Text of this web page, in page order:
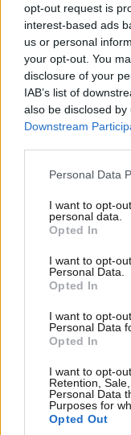
opt-out request is
interest-based ads
us or personal
your opt-out. You
disclosure of your
IAB’s list of
also be disclosed
Downstream
Please note that
not limited to your
grant or deny
use your data for
consent section.
Personal Data
I want to opt-
personal data.
Opted In
I want to opt-
Personal Data.
Opted In
I want to opt-
Personal Data
Opted In
I want to opt-
Retention,
Personal Data
Purposes for
Opted Out
ΠΡΟΣΘΕΣΤΕ
Xαρακτήρες: 0/1000
Διαβάστε και
Θα πληρώνουμε
φυλάνε οι